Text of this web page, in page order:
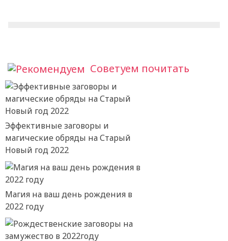
Советуем почитать
Эффективные заговоры и
магические обряды на Старый
Новый год 2022
Магия на ваш день рождения в
2022 году